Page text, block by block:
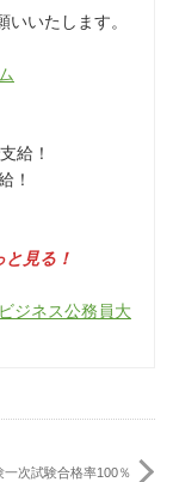
いたします。
給！
！
見る！
ジネス公務員大
一次試験合格率100％